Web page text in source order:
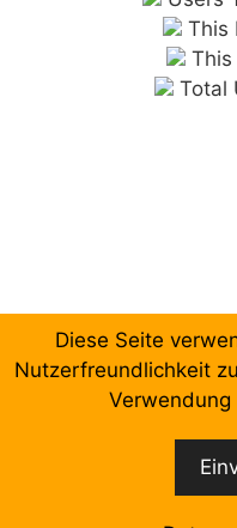
This
This
Total
© 2026 Forum
Diese Seite
Nutzerfreundlichkeit